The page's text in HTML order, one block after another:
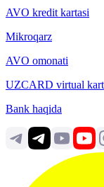
AVO kredit kartasi
Mikroqarz
AVO omonati
UZCARD virtual
Bank haqida